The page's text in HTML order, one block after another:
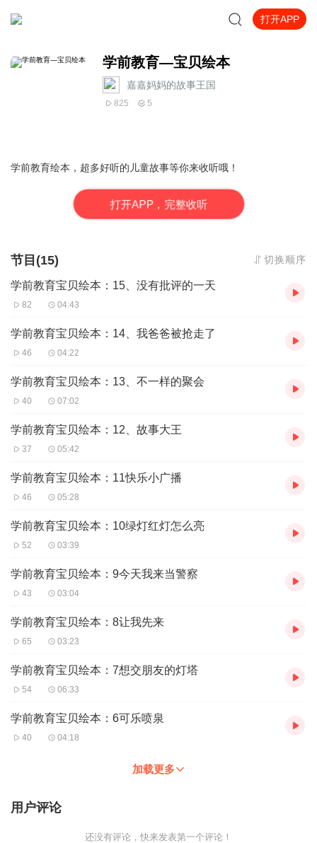
打开APP
学前教育—宝贝绘本
嘉嘉妈妈的故事王国
825 5
学前教育绘本，超多好听的儿童故事等你来收听哦！
打开APP，完整收听
节目(15) 切换顺序
学前教育宝贝绘本：15、没有批评的一天
82 04:43
学前教育宝贝绘本：14、我爸爸被抢走了
46 04:22
学前教育宝贝绘本：13、不一样的聚会
40 07:02
学前教育宝贝绘本：12、故事大王
37 05:42
学前教育宝贝绘本：11快乐小广播
46 05:28
学前教育宝贝绘本：10绿灯红灯怎么亮
52 03:39
学前教育宝贝绘本：9今天我来当警察
43 03:04
学前教育宝贝绘本：8让我先来
65 03:23
学前教育宝贝绘本：7想交朋友的灯塔
54 06:33
学前教育宝贝绘本：6可乐喷泉
40 04:18
加载更多
用户评论
还没有评论，快来发表第一个评论！